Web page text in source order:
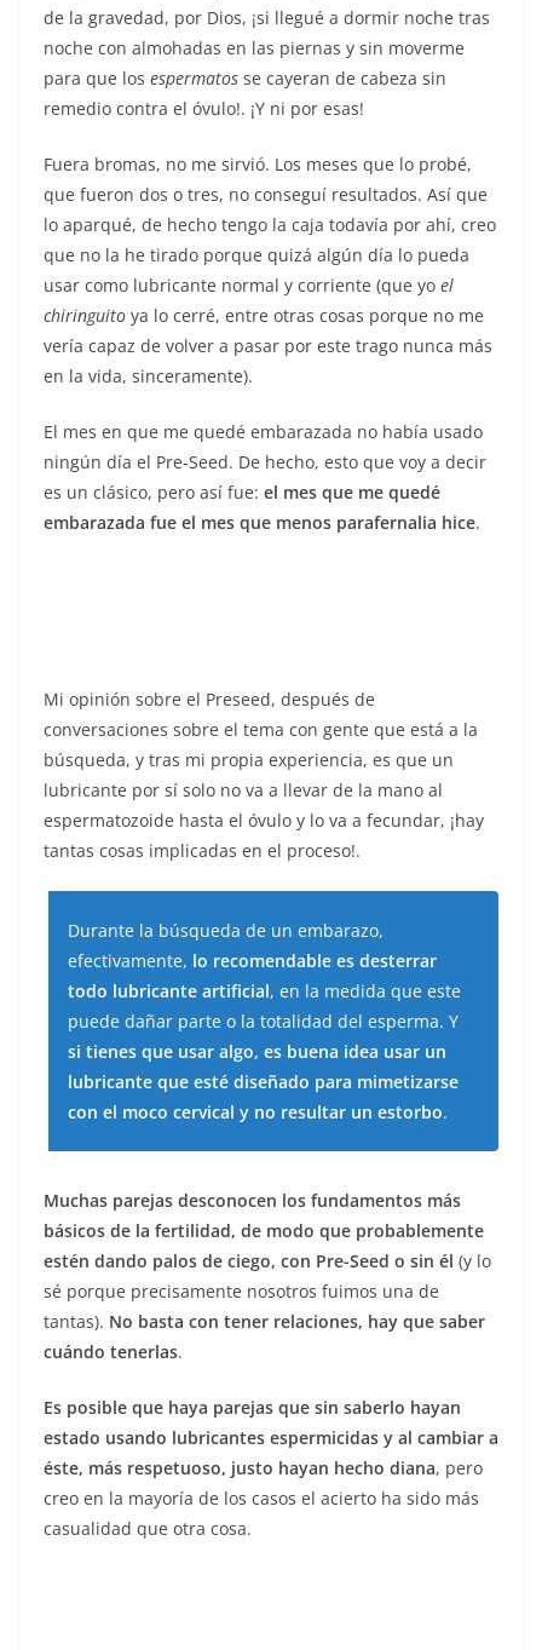
de la gravedad, por Dios, ¡si llegué a dormir noche tras
noche con almohadas en las piernas y sin moverme
para que los espermatos se cayeran de cabeza sin
remedio contra el óvulo!. ¡Y ni por esas!
Fuera bromas, no me sirvió. Los meses que lo probé,
que fueron dos o tres, no conseguí resultados. Así que
lo aparqué, de hecho tengo la caja todavía por ahí, creo
que no la he tirado porque quizá algún día lo pueda
usar como lubricante normal y corriente (que yo el
chiringuito ya lo cerré, entre otras cosas porque no me
vería capaz de volver a pasar por este trago nunca más
en la vida, sinceramente).
El mes en que me quedé embarazada no había usado
ningún día el Pre-Seed. De hecho, esto que voy a decir
es un clásico, pero así fue: el mes que me quedé
embarazada fue el mes que menos parafernalia hice.
Mi opinión sobre el Preseed, después de
conversaciones sobre el tema con gente que está a la
búsqueda, y tras mi propia experiencia, es que un
lubricante por sí solo no va a llevar de la mano al
espermatozoide hasta el óvulo y lo va a fecundar, ¡hay
tantas cosas implicadas en el proceso!.
Durante la búsqueda de un embarazo,
efectivamente, lo recomendable es desterrar
todo lubricante artificial, en la medida que este
puede dañar parte o la totalidad del esperma. Y
si tienes que usar algo, es buena idea usar un
lubricante que esté diseñado para mimetizarse
con el moco cervical y no resultar un estorbo.
Muchas parejas desconocen los fundamentos más
básicos de la fertilidad, de modo que probablemente
estén dando palos de ciego, con Pre-Seed o sin él (y lo
sé porque precisamente nosotros fuimos una de
tantas). No basta con tener relaciones, hay que saber
cuándo tenerlas.
Es posible que haya parejas que sin saberlo hayan
estado usando lubricantes espermicidas y al cambiar a
éste, más respetuoso, justo hayan hecho diana, pero
creo en la mayoría de los casos el acierto ha sido más
casualidad que otra cosa.